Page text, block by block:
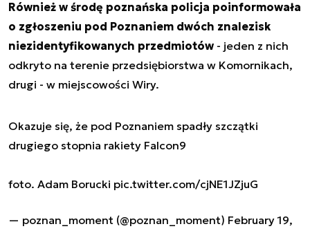
Również w środę poznańska policja poinformowała
o zgłoszeniu pod Poznaniem dwóch znalezisk
niezidentyfikowanych przedmiotów - jeden z nich
odkryto na terenie przedsiębiorstwa w Komornikach,
drugi - w miejscowości Wiry.
Okazuje się, że pod Poznaniem spadły szczątki
drugiego stopnia rakiety Falcon9
foto. Adam Borucki pic.twitter.com/cjNE1JZjuG
— poznan_moment (@poznan_moment) February 19,